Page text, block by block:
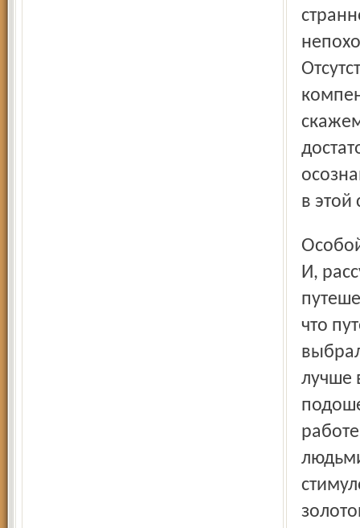
в этой
Особой любовью пользовались рассказы о путешествиях.
И,
что
лучше